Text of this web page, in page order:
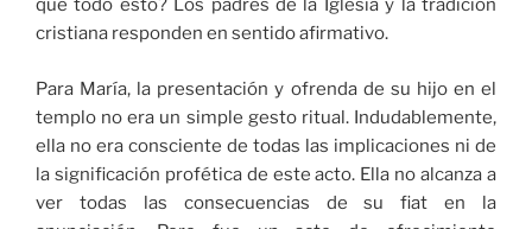
que todo esto? Los padres de la Iglesia y la tradición
cristiana responden en sentido afirmativo.
Para María, la presentación y ofrenda de su hijo en el
templo no era un simple gesto ritual. Indudablemente,
ella no era consciente de todas las implicaciones ni de
la significación profética de este acto. Ella no alcanza a
ver todas las consecuencias de su fiat en la